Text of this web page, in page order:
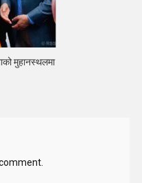
मुहानस्थलमा